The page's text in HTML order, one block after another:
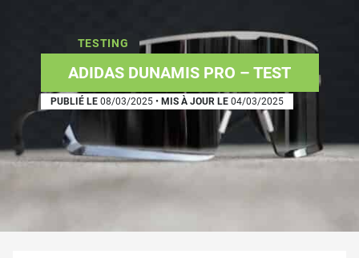
TESTING
ADIDAS DUNAMIS PRO – TEST
PUBLIÉ LE08/03/2025 • MIS À JOUR LE04/03/2025